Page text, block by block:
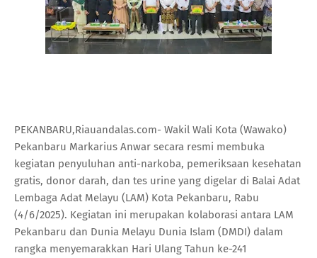
PEKANBARU,Riauandalas.com- Wakil Wali Kota (Wawako)
Pekanbaru Markarius Anwar secara resmi membuka
kegiatan penyuluhan anti-narkoba, pemeriksaan kesehatan
gratis, donor darah, dan tes urine yang digelar di Balai Adat
Lembaga Adat Melayu (LAM) Kota Pekanbaru, Rabu
(4/6/2025). Kegiatan ini merupakan kolaborasi antara LAM
Pekanbaru dan Dunia Melayu Dunia Islam (DMDI) dalam
rangka menyemarakkan Hari Ulang Tahun ke-241